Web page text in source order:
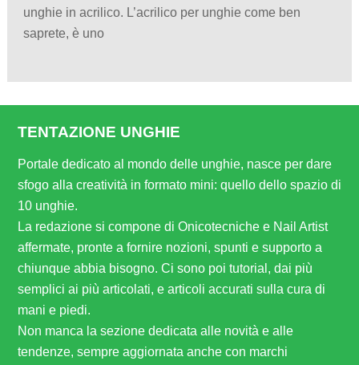
unghie in acrilico. L’acrilico per unghie come ben
saprete, è uno
TENTAZIONE UNGHIE
Portale dedicato al mondo delle unghie, nasce per dare
sfogo alla creatività in formato mini: quello dello spazio di
10 unghie.
La redazione si compone di Onicotecniche e Nail Artist
affermate, pronte a fornire nozioni, spunti e supporto a
chiunque abbia bisogno. Ci sono poi tutorial, dai più
semplici ai più articolati, e articoli accurati sulla cura di
mani e piedi.
Non manca la sezione dedicata alle novità e alle
tendenze, sempre aggiornata anche con marchi